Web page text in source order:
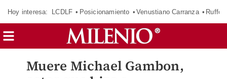
Hoy interesa: LCDLF Posicionamiento Venustiano Carranza Ruffo
Muere Michael Gambon,